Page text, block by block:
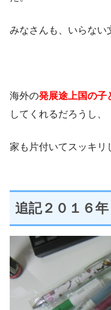
みなさんも、いらない
海外の発展途上国の子
してくれるだろうし、
家も片付いてスッキリ
追記２０１６年